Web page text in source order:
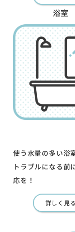
浴室
使う水量の多い浴
トラブルになる前
応を！
詳しく見る